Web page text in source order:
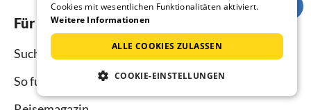
Für Urlauber
Suche
So funktioniert`s
Cookies mit wesentlichen Funktionalitäten aktiviert.
Weitere Informationen
ALLE COOKIES ZULASSEN
COOKIE-EINSTELLUNGEN